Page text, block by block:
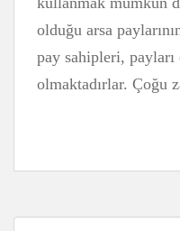
olduğu arsa
pay sahipleri, payları
olmaktadırlar. Çoğu